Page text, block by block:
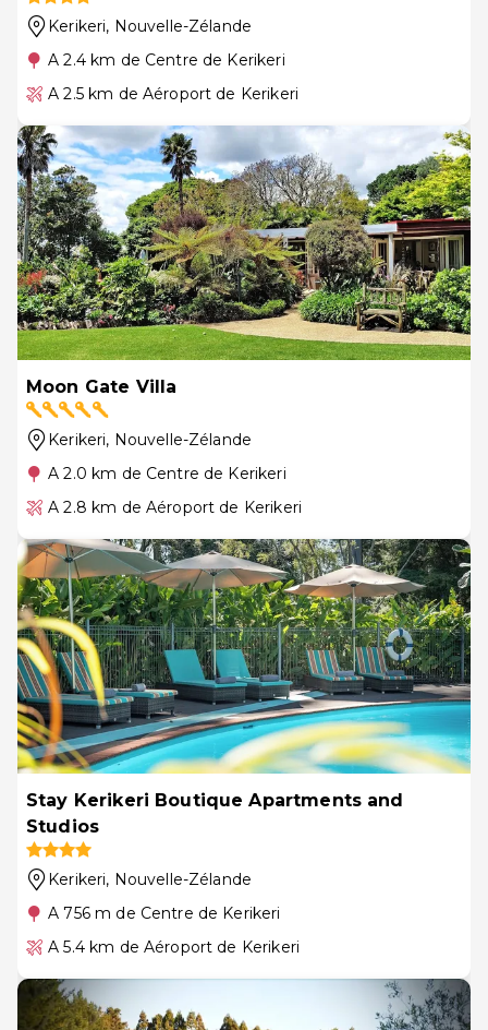
Kerikeri, Nouvelle-Zélande
A 2.4 km de Centre de Kerikeri
A 2.5 km de Aéroport de Kerikeri
Moon Gate Villa
Kerikeri, Nouvelle-Zélande
A 2.0 km de Centre de Kerikeri
A 2.8 km de Aéroport de Kerikeri
Stay Kerikeri Boutique Apartments and
Studios
Kerikeri, Nouvelle-Zélande
A 756 m de Centre de Kerikeri
A 5.4 km de Aéroport de Kerikeri